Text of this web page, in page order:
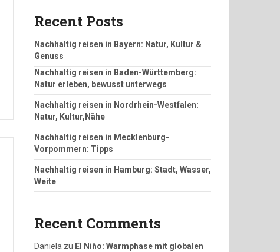
Recent Posts
Nachhaltig reisen in Bayern: Natur, Kultur &
Genuss
Nachhaltig reisen in Baden-Württemberg:
Natur erleben, bewusst unterwegs
Nachhaltig reisen in Nordrhein-Westfalen:
Natur, Kultur,Nähe
Nachhaltig reisen in Mecklenburg-
Vorpommern: Tipps
Nachhaltig reisen in Hamburg: Stadt, Wasser,
Weite
Recent Comments
Daniela zu El Niño: Warmphase mit globalen